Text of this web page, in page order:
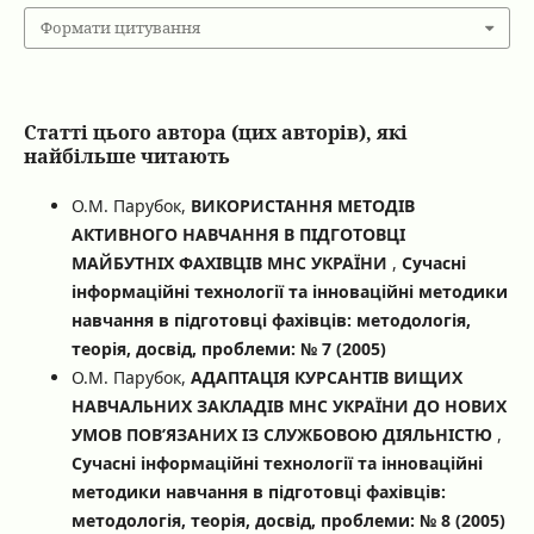
Формати цитування
Статті цього автора (цих авторів), які
найбільше читають
О.М. Парубок, ВИКОРИСТАННЯ МЕТОДІВ
АКТИВНОГО НАВЧАННЯ В ПІДГОТОВЦІ
МАЙБУТНІХ ФАХІВЦІВ МНС УКРАЇНИ , Сучасні
інформаційні технології та інноваційні методики
навчання в підготовці фахівців: методологія,
теорія, досвід, проблеми: № 7 (2005)
О.М. Парубок, АДАПТАЦІЯ КУРСАНТІВ ВИЩИХ
НАВЧАЛЬНИХ ЗАКЛАДІВ МНС УКРАЇНИ ДО НОВИХ
УМОВ ПОВ’ЯЗАНИХ ІЗ СЛУЖБОВОЮ ДІЯЛЬНІСТЮ ,
Сучасні інформаційні технології та інноваційні
методики навчання в підготовці фахівців:
методологія, теорія, досвід, проблеми: № 8 (2005)